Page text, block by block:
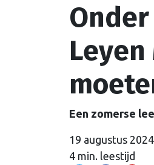
Leyen
Een zomerse
19 augustus 2024
4 min. leestijd